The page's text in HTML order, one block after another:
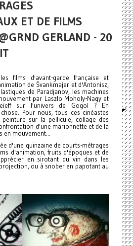
ET DE FILMS
GERLAND - 20
films d'avant-garde française et
de Švankmajer et d'Antonisz,
de Paradjanov, les machines
par Laszlo Moholy-Nagy et
sur l'univers de Gogol ? En
Pour nous, tous ces cinéastes
sur la pellicule, collage des
d'une marionnette et de la
mouvement...
d'une quinzaine de courts-métrages
d'animation, fruits d'époques et de
en sirotant du vin dans les
ou à snober en papotant au